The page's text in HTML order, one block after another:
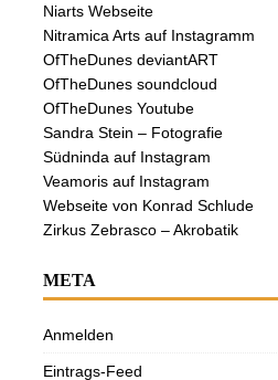
Niarts Webseite
Nitramica Arts auf Instagramm
OfTheDunes deviantART
OfTheDunes soundcloud
OfTheDunes Youtube
Sandra Stein – Fotografie
Südninda auf Instagram
Veamoris auf Instagram
Webseite von Konrad Schlude
Zirkus Zebrasco – Akrobatik
META
Anmelden
Eintrags-Feed